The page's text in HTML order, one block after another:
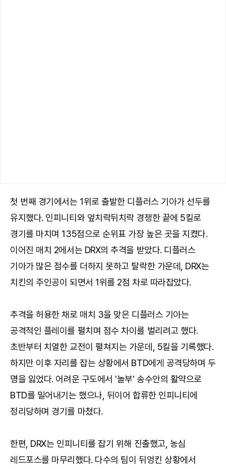
첫 번째 경기에서는 1위로 출발한 디플러스 기아가 선두를
유지했다. 인피니티와 엎치락뒤치락 경쟁한 끝에 5킬로
경기를 마치며 135점으로 순위표 가장 높은 곳을 지켰다.
이어진 매치 2에서는 DRX의 추격을 받았다. 디플러스
기아가 많은 점수를 더하지 못하고 탈락한 가운데, DRX는
치킨의 주인공이 되면서 1위를 2점 차로 따라잡았다.
추격을 허용한 채로 매치 3을 맞은 디플러스 기아는
공격적인 플레이를 펼치며 점수 차이를 벌리려고 했다.
초반부터 치열한 교전이 펼쳐지는 가운데, 5킬을 기록했다.
하지만 이후 자리를 잡는 상황에서 BTD에게 공격당하며 두
명을 잃었다. 어려운 구도에서 '놀부' 송수안의 활약으로
BTD를 밀어내기는 했으나, 뒤이어 합류한 인피니티에
정리당하며 경기를 마쳤다.
한편, DRX는 인피니티를 잡기 위해 진출했고, 농심
레드포스를 마무리했다. 다수의 팀이 뒤엉킨 상황에서